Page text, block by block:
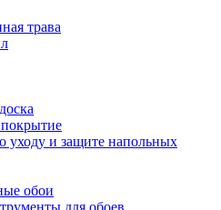
трава
уходу и защите напольных
обои
для обоев